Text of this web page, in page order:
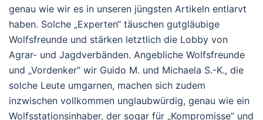
genau wie wir es in unseren jüngsten Artikeln entlarvt
haben. Solche „Experten“ täuschen gutgläubige
Wolfsfreunde und stärken letztlich die Lobby von
Agrar- und Jagdverbänden. Angebliche Wolfsfreunde
und „Vordenker“ wir Guido M. und Michaela S.-K., die
solche Leute umgarnen, machen sich zudem
inzwischen vollkommen unglaubwürdig, genau wie ein
Wolfsstationsinhaber, der sogar für „Kompromisse“ und